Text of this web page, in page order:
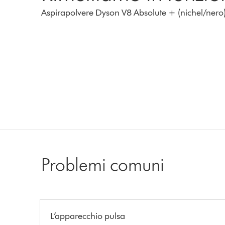
Aspirapolvere Dyson V8 Absolute + (nichel/
Problemi comuni
L’apparecchio pulsa